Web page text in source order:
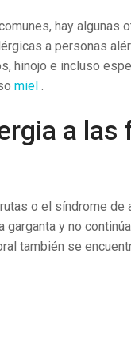
hay algunas
a personas
hinojo e incluso
miel .
a
o el síndrome
y no
también se